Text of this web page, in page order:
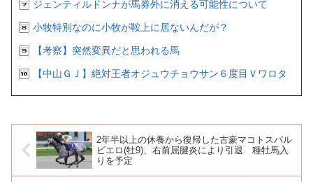
ジェンティルドンナが馬券外に消える可能性について
小牧特別なのに小牧が鞍上に居ないんだが？
【考察】突然変異だと思われる馬
【中山ＧＪ】絶対王者オジュウチョウサン６度目Ｖワロタ
2年半以上の休養から復帰した古豪マコトスパル
ビエロ(牡9)、右前屈腱炎により引退 種牡馬入
りを予定